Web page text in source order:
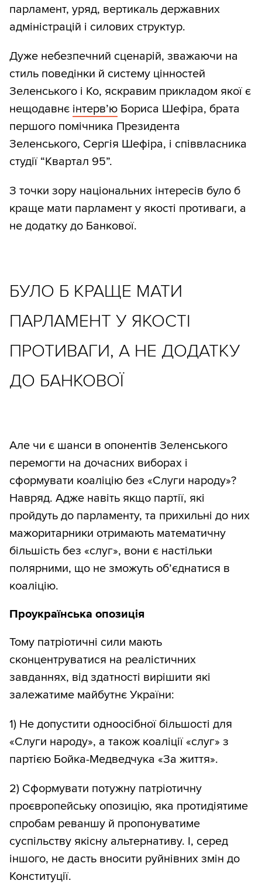
парламент, уряд, вертикаль державних
адміністрацій і силових структур.
Дуже небезпечний сценарій, зважаючи на
стиль поведінки й систему цінностей
Зеленського і Ко, яскравим прикладом якої є
нещодавнє інтерв’ю Бориса Шефіра, брата
першого помічника Президента
Зеленського, Сергія Шефіра, і співвласника
студії “Квартал 95”.
З точки зору національних інтересів було б
краще мати парламент у якості противаги, а
не додатку до Банкової.
БУЛО Б КРАЩЕ МАТИ
ПАРЛАМЕНТ У ЯКОСТІ
ПРОТИВАГИ, А НЕ ДОДАТКУ
ДО БАНКОВОЇ
Але чи є шанси в опонентів Зеленського
перемогти на дочасних виборах і
сформувати коаліцію без «Слуги народу»?
Навряд. Адже навіть якщо партії, які
пройдуть до парламенту, та прихильні до них
мажоритарники отримають математичну
більшість без «слуг», вони є настільки
полярними, що не зможуть об’єднатися в
коаліцію.
Проукраїнська опозиція
Тому патріотичні сили мають
сконцентруватися на реалістичних
завданнях, від здатності вирішити які
залежатиме майбутнє України:
1) Не допустити одноосібної більшості для
«Слуги народу», а також коаліції «слуг» з
партією Бойка-Медведчука «За життя».
2) Сформувати потужну патріотичну
проєвропейську опозицію, яка протидіятиме
спробам реваншу й пропонуватиме
суспільству якісну альтернативу. І, серед
іншого, не дасть вносити руйнівних змін до
Конституції.